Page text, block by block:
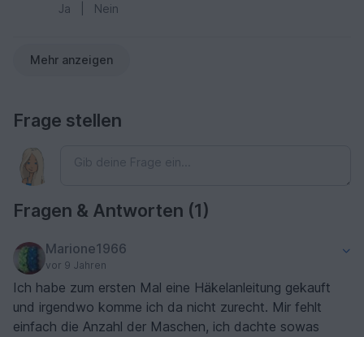
Ja
Nein
Mehr anzeigen
Frage stellen
Fragen & Antworten (1)
Marione1966
vor 9 Jahren
Ich habe zum ersten Mal eine Häkelanleitung gekauft
und irgendwo komme ich da nicht zurecht. Mir fehlt
einfach die Anzahl der Maschen, ich dachte sowas